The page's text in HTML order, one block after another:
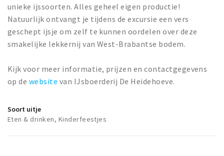
Natuurgebieden
Baroniepoorten
Andere City Apps
unieke ijssoorten. Alles geheel eigen productie!
Natuurlijk ontvangt je tijdens de excursie een vers
geschept ijsje om zelf te kunnen oordelen over deze
smakelijke lekkernij van West-Brabantse bodem.
Kijk voor meer informatie, prijzen en contactgegevens
op de website van IJsboerderij De Heidehoeve.
Soort uitje
Eten & drinken, Kinderfeestjes